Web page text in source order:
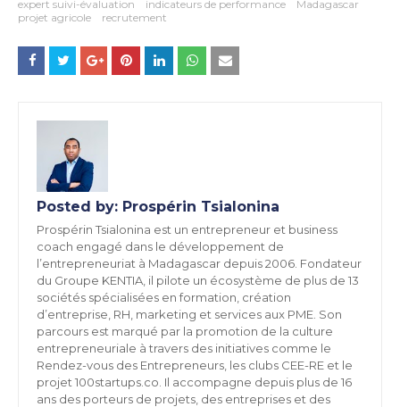
expert suivi-évaluation indicateurs de performance
Madagascar
projet agricole
recrutement
Posted by: Prospérin Tsialonina
Prospérin Tsialonina est un entrepreneur et business
coach engagé dans le développement de
l’entrepreneuriat à Madagascar depuis 2006. Fondateur
du Groupe KENTIA, il pilote un écosystème de plus de 13
sociétés spécialisées en formation, création
d’entreprise, RH, marketing et services aux PME. Son
parcours est marqué par la promotion de la culture
entrepreneuriale à travers des initiatives comme le
Rendez-vous des Entrepreneurs, les clubs CEE-RE et le
projet 100startups.co. Il accompagne depuis plus de 16
ans des porteurs de projets, des entreprises et des